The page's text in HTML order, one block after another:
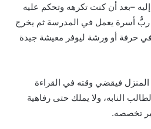
–بعد أن كنت تكرهه وتحكم عليه
ربُّ أسرة يعمل في المدرسة ثم يخرج
حرفة أو ورشة ليوفر معيشة جيدة
فيقضي وقته في القراءة
النابه، ولا يملك حتى رفاهية
تخصصه.